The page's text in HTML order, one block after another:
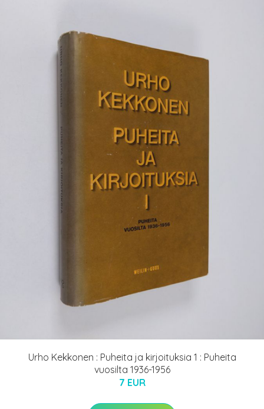
Urho Kekkonen : Puheita ja kirjoituksia 1 : Puheita
vuosilta 1936-1956
7 EUR